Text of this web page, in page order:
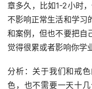
章多久，比如1-2小时
不影响正常生活和学习
和案例，但也不要把自
觉得很累或者影响你学
分析：关于我们和戒
色，也不需要一天十